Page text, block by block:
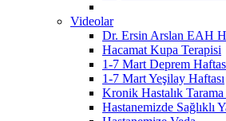
Videolar
Dr. Ersin Arslan EAH
Hacamat Kupa Terapisi
1-7 Mart Deprem
1-7 Mart Yeşilay Haftası
Kronik Hastalık
Hastanemizde Sağlıklı